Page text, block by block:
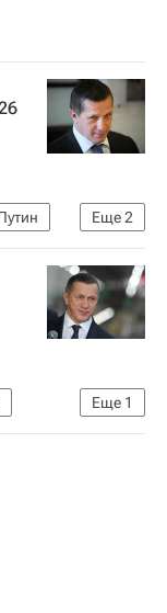
Еще2
Еще 1